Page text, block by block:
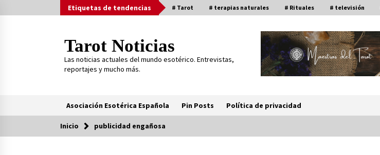
al
Etiquetas de tendencias # Tarot # terapias naturales # Rituales # televisión
Tarot Noticias
Las noticias actuales del mundo esotérico. Entrevistas,
reportajes y mucho más.
Asociación Esotérica Española Pin Posts Política de privacidad
Tendencia ahora
Inicio publicidad engañosa